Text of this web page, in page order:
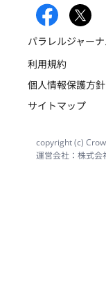
パラレルジャー
利用規約
個人情報保護方針
サイトマップ
copyright (c)
運営会社：株式会